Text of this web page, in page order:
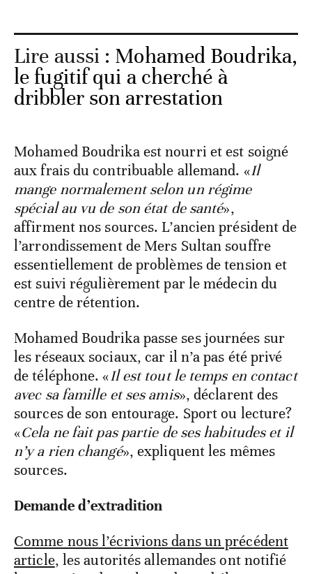
Lire aussi : Mohamed Boudrika,
le fugitif qui a cherché à
dribbler son arrestation
Mohamed Boudrika est nourri et est soigné
aux frais du contribuable allemand. «Il
mange normalement selon un régime
spécial au vu de son état de santé»,
affirment nos sources. L’ancien président de
l’arrondissement de Mers Sultan souffre
essentiellement de problèmes de tension et
est suivi régulièrement par le médecin du
centre de rétention.
Mohamed Boudrika passe ses journées sur
les réseaux sociaux, car il n’a pas été privé
de téléphone. «Il est tout le temps en contact
avec sa famille et ses amis», déclarent des
sources de son entourage. Sport ou lecture?
«Cela ne fait pas partie de ses habitudes et il
n’y a rien changé», expliquent les mêmes
sources.
Demande d’extradition
Comme nous l’écrivions dans un précédent
article, les autorités allemandes ont notifié